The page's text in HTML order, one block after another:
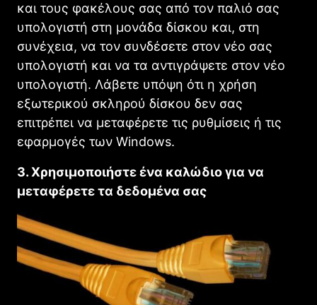
και τους φακέλους σας από τον παλιό σας
υπολογιστή στη μονάδα δίσκου και, στη
συνέχεια, να τον συνδέσετε στον νέο σας
υπολογιστή και να τα αντιγράψετε στον νέο
υπολογιστή. Λάβετε υπόψη ότι η χρήση
εξωτερικού σκληρού δίσκου δεν σας
επιτρέπει να μεταφέρετε τις ρυθμίσεις ή τις
εφαρμογές των Windows.
3. Χρησιμοποιήστε ένα καλώδιο για να
μεταφέρετε τα δεδομένα σας